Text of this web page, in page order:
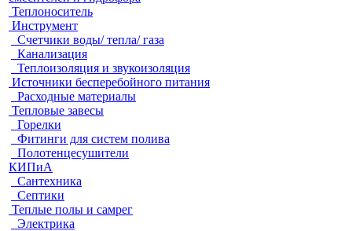
Теплоноситель
Инструмент
Счетчики воды/ тепла/ газа
Канализация
Теплоизоляция и звукоизоляция
Источники бесперебойного питания
Расходные материалы
Тепловые завесы
Горелки
Фитинги для систем полива
Полотенцесушители
КИПиА
Сантехника
Септики
Теплые полы и самрег
Электрика